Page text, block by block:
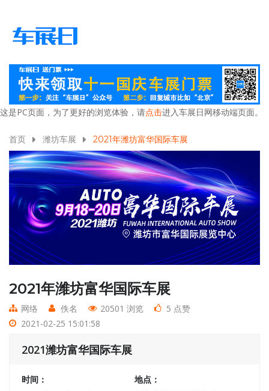
这是PC页面，为了更好的浏览体验，请点击进入车展日网移动端页面。
首页 潍坊车展 2021年潍坊富华国际车展
2021年潍坊富华国际车展
网络 佚名 20501 浏览
5 点赞
2021-02-25 15:01:58
2021潍坊富华国际车展
时间：
地点：